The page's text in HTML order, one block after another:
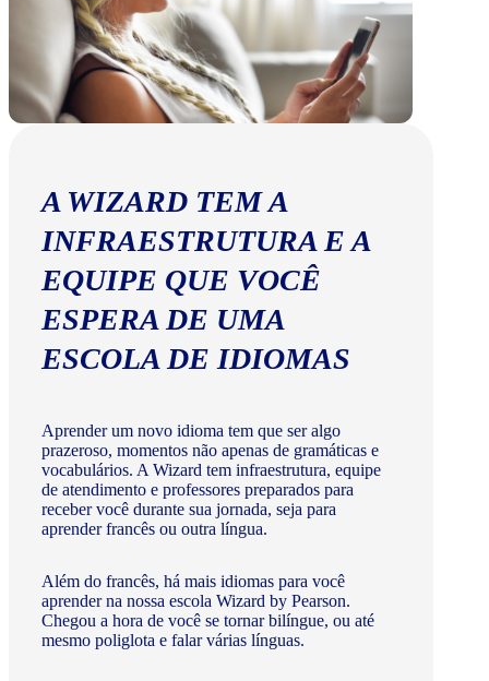
A WIZARD TEM A
INFRAESTRUTURA E A
EQUIPE QUE VOCÊ
ESPERA DE UMA
ESCOLA DE IDIOMAS
Aprender um novo idioma tem que ser algo
prazeroso, momentos não apenas de gramáticas e
vocabulários. A Wizard tem infraestrutura, equipe
de atendimento e professores preparados para
receber você durante sua jornada, seja para
aprender francês ou outra língua.
Além do francês, há mais idiomas para você
aprender na nossa escola Wizard by Pearson.
Chegou a hora de você se tornar bilíngue, ou até
mesmo poliglota e falar várias línguas.